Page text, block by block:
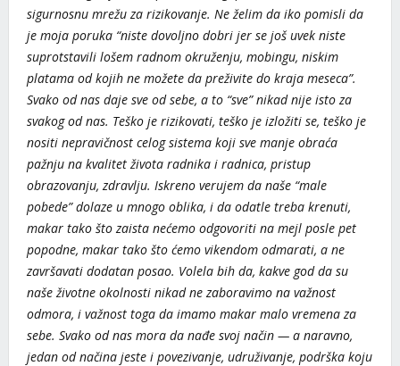
sigurnosnu mrežu za rizikovanje. Ne želim da iko pomisli da
je moja poruka “niste dovoljno dobri jer se još uvek niste
suprotstavili lošem radnom okruženju, mobingu, niskim
platama od kojih ne možete da preživite do kraja meseca”.
Svako od nas daje sve od sebe, a to “sve” nikad nije isto za
svakog od nas. Teško je rizikovati, teško je izložiti se, teško je
nositi nepravičnost celog sistema koji sve manje obraća
pažnju na kvalitet života radnika i radnica, pristup
obrazovanju, zdravlju. Iskreno verujem da naše “male
pobede” dolaze u mnogo oblika, i da odatle treba krenuti,
makar tako što zaista nećemo odgovoriti na mejl posle pet
popodne, makar tako što ćemo vikendom odmarati, a ne
završavati dodatan posao. Volela bih da, kakve god da su
naše životne okolnosti nikad ne zaboravimo na važnost
odmora, i važnost toga da imamo makar malo vremena za
sebe. Svako od nas mora da nađe svoj način — a naravno,
jedan od načina jeste i povezivanje, udruživanje, podrška koju